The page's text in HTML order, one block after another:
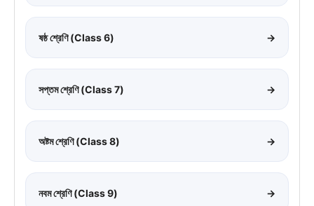
ষষ্ঠ শ্রেণি (Class 6) →
সপ্তম শ্রেণি (Class 7) →
অষ্টম শ্রেণি (Class 8) →
নবম শ্রেণি (Class 9) →